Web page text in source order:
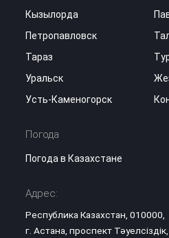
Кызылорда
Петропавловск
Тараз
Уральск
Усть-Каменогорск
Погода
Погода в Казахстане
Адрес:
Республика Казахстан, 010000,
г. Астана, проспект